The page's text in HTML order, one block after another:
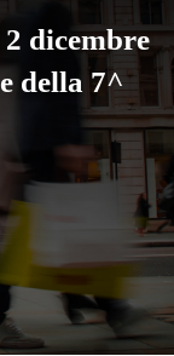
dicembre
della 7^